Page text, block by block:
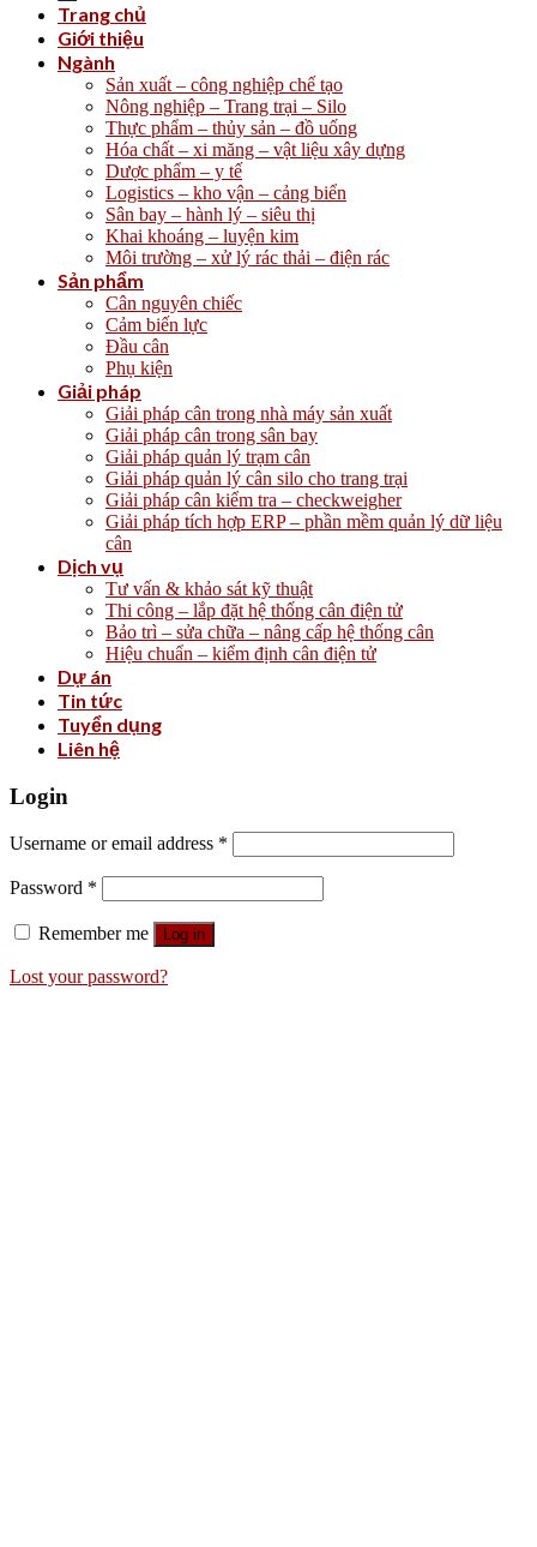
Trang chủ
Giới thiệu
Ngành
Sản xuất – công nghiệp chế tạo
Nông nghiệp – Trang trại – Silo
Thực phẩm – thủy sản – đồ uống
Hóa chất – xi măng – vật liệu xây dựng
Dược phẩm – y tế
Logistics – kho vận – cảng biển
Sân bay – hành lý – siêu thị
Khai khoáng – luyện kim
Môi trường – xử lý rác thải – điện rác
Sản phẩm
Cân nguyên chiếc
Cảm biến lực
Đầu cân
Phụ kiện
Giải pháp
Giải pháp cân trong nhà máy sản xuất
Giải pháp cân trong sân bay
Giải pháp quản lý trạm cân
Giải pháp quản lý cân silo cho trang trại
Giải pháp cân kiểm tra – checkweigher
Giải pháp tích hợp ERP – phần mềm quản lý dữ liệu
cân
Dịch vụ
Tư vấn & khảo sát kỹ thuật
Thi công – lắp đặt hệ thống cân điện tử
Bảo trì – sửa chữa – nâng cấp hệ thống cân
Hiệu chuẩn – kiểm định cân điện tử
Dự án
Tin tức
Tuyển dụng
Liên hệ
Login
Username or email address *
Password *
Remember me Log in
Lost your password?